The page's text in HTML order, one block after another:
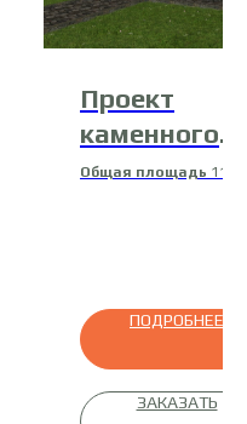
Проект
каменного
дома 17-К-3
Общая площадь
ПОДРОБНЕЕ
ЗАКАЗАТЬ